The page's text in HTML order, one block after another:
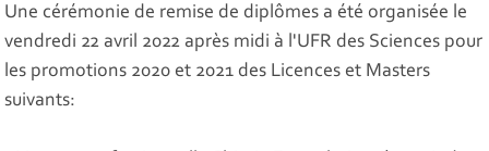
Une cérémonie de remise de diplômes a été organisée le
vendredi 22 avril 2022 après midi à l'UFR des Sciences pour
les promotions 2020 et 2021 des Licences et Masters
suivants: